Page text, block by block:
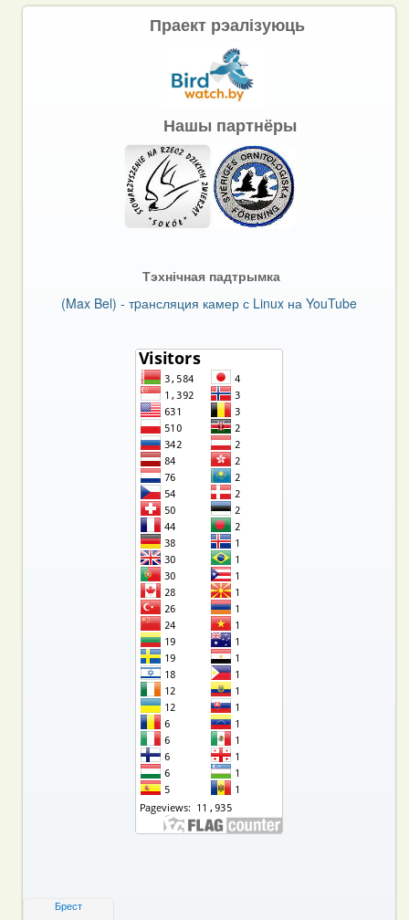
Праект рэалізуюць
Нашы партнёры
Тэхнічная падтрымка
(Max Bel) - тpансляция камер с Linux на YouTube
Брест